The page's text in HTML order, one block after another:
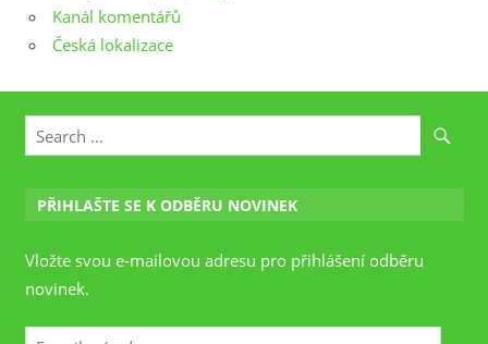
Kanál komentářů
Česká lokalizace
PŘIHLAŠTE SE K ODBĚRU NOVINEK
Vložte svou e-mailovou adresu pro přihlášení odběru
novinek.